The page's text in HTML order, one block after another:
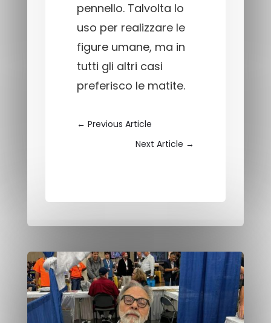
pennello. Talvolta lo
uso per realizzare le
figure umane, ma in
tutti gli altri casi
preferisco le matite.
←Previous Article
Next Article →